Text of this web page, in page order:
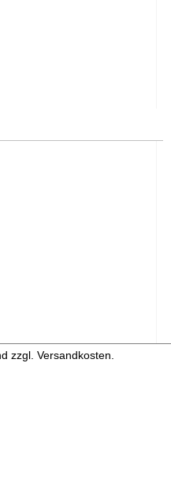
zzgl. Versandkosten.